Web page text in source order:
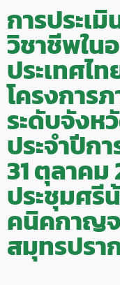
การประเ
วิชาชีพใน
ประเทศไ
โครงการ
ระดับจังห
ประจำปีก
31 ตุลาค
ประชุมศรี
คนิคกาญ
สมุทรปรา